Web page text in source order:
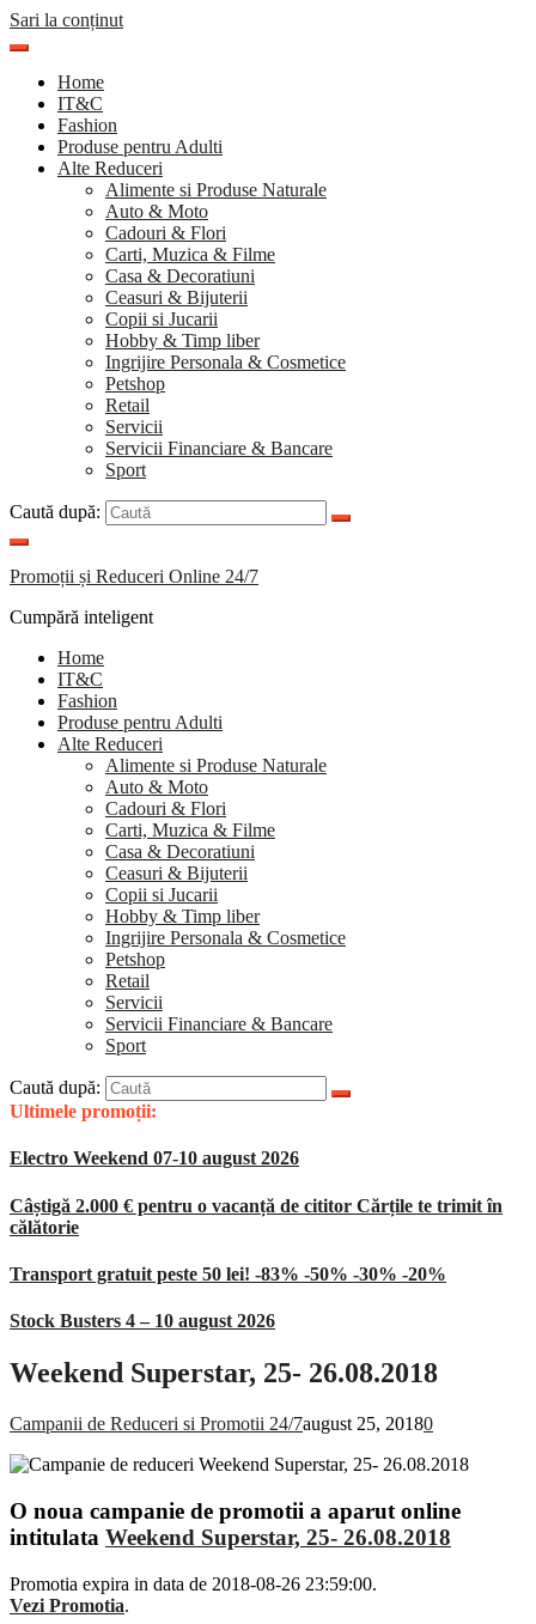
Sari la conținut
Home
IT&C
Fashion
Produse pentru Adulti
Alte Reduceri
Alimente si Produse Naturale
Auto & Moto
Cadouri & Flori
Carti, Muzica & Filme
Casa & Decoratiuni
Ceasuri & Bijuterii
Copii si Jucarii
Hobby & Timp liber
Ingrijire Personala & Cosmetice
Petshop
Retail
Servicii
Servicii Financiare & Bancare
Sport
Caută după:
Promoții și Reduceri Online 24/7
Cumpără inteligent
Home
IT&C
Fashion
Produse pentru Adulti
Alte Reduceri
Alimente si Produse Naturale
Auto & Moto
Cadouri & Flori
Carti, Muzica & Filme
Casa & Decoratiuni
Ceasuri & Bijuterii
Copii si Jucarii
Hobby & Timp liber
Ingrijire Personala & Cosmetice
Petshop
Retail
Servicii
Servicii Financiare & Bancare
Sport
Caută după:
Ultimele promoții:
Electro Weekend 07-10 august 2026
Câștigă 2.000 € pentru o vacanță de cititor Cărțile te trimit în
călătorie
Transport gratuit peste 50 lei! -83% -50% -30% -20%
Stock Busters 4 – 10 august 2026
Weekend Superstar, 25- 26.08.2018
Campanii de Reduceri si Promotii 24/7august 25, 20180
O noua campanie de promotii a aparut online
intitulata Weekend Superstar, 25- 26.08.2018
Promotia expira in data de 2018-08-26 23:59:00.
Vezi Promotia.